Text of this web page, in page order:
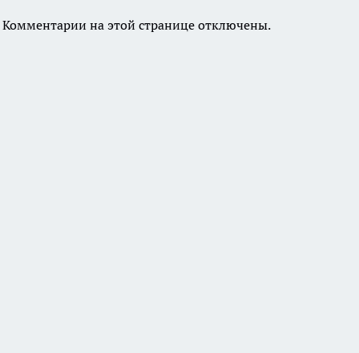
Комментарии на этой странице отключены.